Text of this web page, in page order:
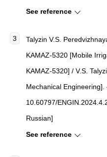
See reference
Talyzin V.S.
KAMAZ-5320 [Mobile
KAMAZ-5320] / V.S.
Mechanical
10.60797/
Russian]
See reference